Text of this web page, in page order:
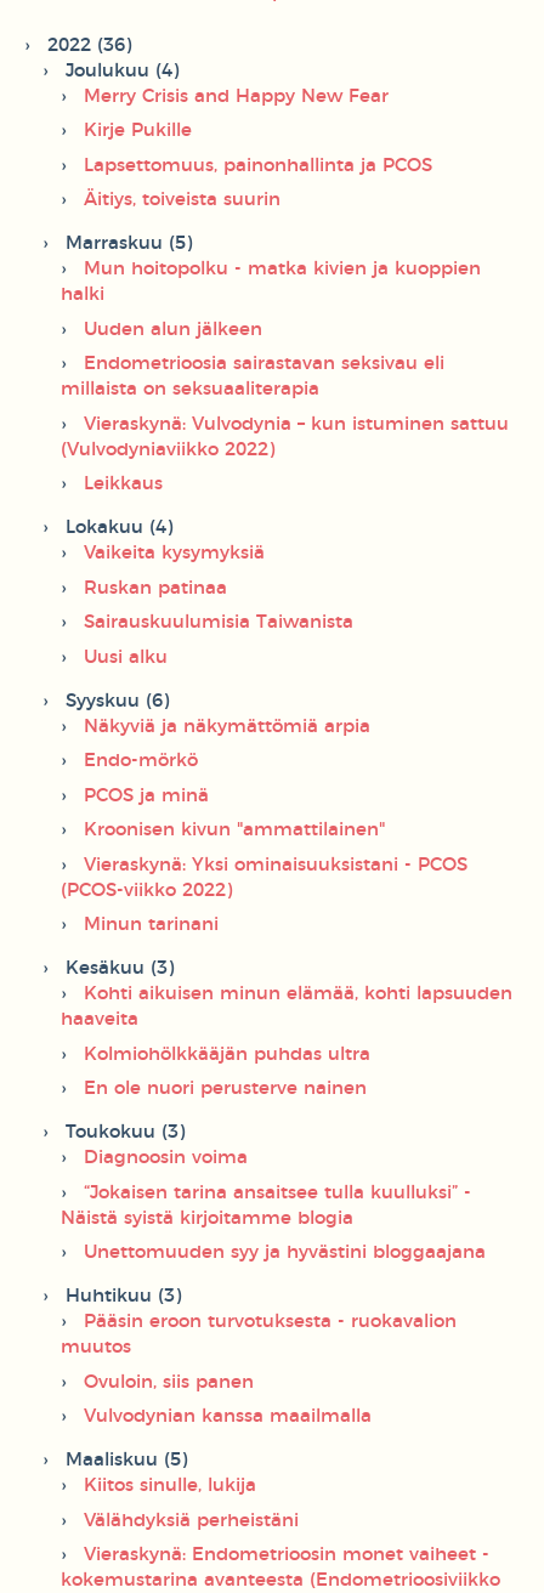
2022 (36)
Joulukuu (4)
Merry Crisis and Happy New Fear
Kirje Pukille
Lapsettomuus, painonhallinta ja PCOS
Äitiys, toiveista suurin
Marraskuu (5)
Mun hoitopolku - matka kivien ja kuoppien
halki
Uuden alun jälkeen
Endometrioosia sairastavan seksivau eli
millaista on seksuaaliterapia
Vieraskynä: Vulvodynia – kun istuminen sattuu
(Vulvodyniaviikko 2022)
Leikkaus
Lokakuu (4)
Vaikeita kysymyksiä
Ruskan patinaa
Sairauskuulumisia Taiwanista
Uusi alku
Syyskuu (6)
Näkyviä ja näkymättömiä arpia
Endo-mörkö
PCOS ja minä
Kroonisen kivun "ammattilainen"
Vieraskynä: Yksi ominaisuuksistani - PCOS
(PCOS-viikko 2022)
Minun tarinani
Kesäkuu (3)
Kohti aikuisen minun elämää, kohti lapsuuden
haaveita
Kolmiohölkkääjän puhdas ultra
En ole nuori perusterve nainen
Toukokuu (3)
Diagnoosin voima
“Jokaisen tarina ansaitsee tulla kuulluksi” -
Näistä syistä kirjoitamme blogia
Unettomuuden syy ja hyvästini bloggaajana
Huhtikuu (3)
Pääsin eroon turvotuksesta - ruokavalion
muutos
Ovuloin, siis panen
Vulvodynian kanssa maailmalla
Maaliskuu (5)
Kiitos sinulle, lukija
Välähdyksiä perheistäni
Vieraskynä: Endometrioosin monet vaiheet -
kokemustarina avanteesta (Endometrioosiviikko